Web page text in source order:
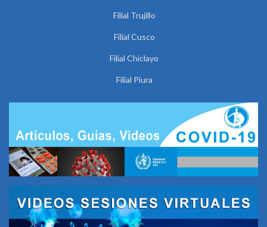
Filial Trujillo
Filial Cusco
Filial Chiclayo
Filial Piura